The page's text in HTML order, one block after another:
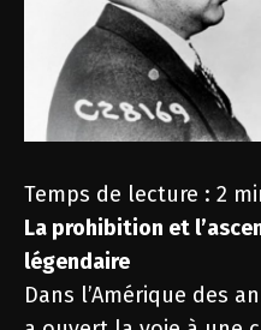
Temps de lecture : 2
La prohibition et
légendaire
Dans l’Amérique des